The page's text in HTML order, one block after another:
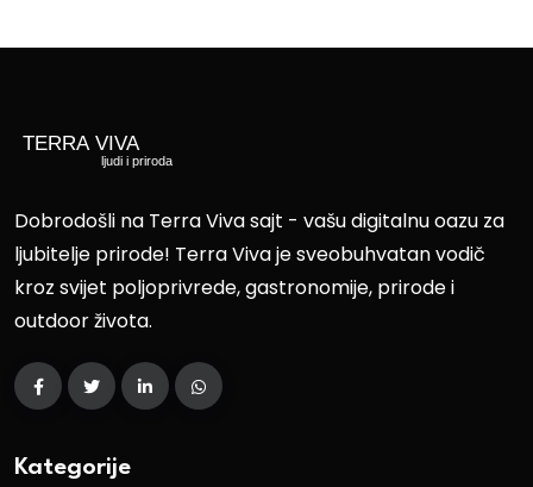
Dobrodošli na Terra Viva sajt - vašu digitalnu oazu za
ljubitelje prirode! Terra Viva je sveobuhvatan vodič
kroz svijet poljoprivrede, gastronomije, prirode i
outdoor života.
Kategorije